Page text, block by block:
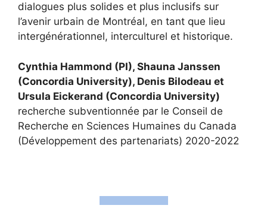
dialogues plus solides et plus inclusifs sur
l’avenir urbain de Montréal, en tant que lieu
intergénérationnel, interculturel et historique.
Cynthia Hammond (PI), Shauna Janssen
(Concordia University), Denis Bilodeau et
Ursula Eickerand (Concordia University)
recherche subventionnée par le Conseil de
Recherche en Sciences Humaines du Canada
(Développement des partenariats) 2020-2022